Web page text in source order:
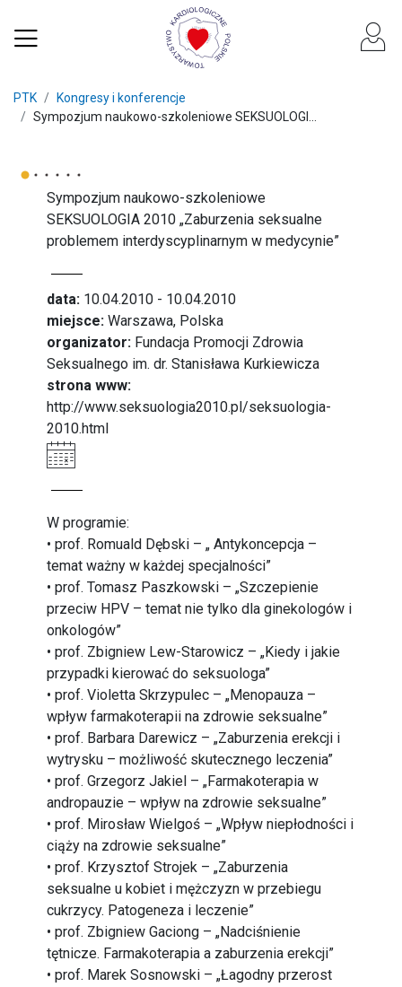
PTK
Kongresy i konferencje
Sympozjum naukowo-szkoleniowe SEKSUOLOGI...
Sympozjum naukowo-szkoleniowe
SEKSUOLOGIA 2010 „Zaburzenia seksualne
problemem interdyscyplinarnym w medycynie”
data: 10.04.2010 - 10.04.2010
miejsce: Warszawa, Polska
organizator: Fundacja Promocji Zdrowia
Seksualnego im. dr. Stanisława Kurkiewicza
strona www:
http://www.seksuologia2010.pl/seksuologia-
2010.html
W programie:
• prof. Romuald Dębski – „ Antykoncepcja –
temat ważny w każdej specjalności”
• prof. Tomasz Paszkowski – „Szczepienie
przeciw HPV – temat nie tylko dla ginekologów i
onkologów”
• prof. Zbigniew Lew-Starowicz – „Kiedy i jakie
przypadki kierować do seksuologa”
• prof. Violetta Skrzypulec – „Menopauza –
wpływ farmakoterapii na zdrowie seksualne”
• prof. Barbara Darewicz – „Zaburzenia erekcji i
wytrysku – możliwość skutecznego leczenia”
• prof. Grzegorz Jakiel – „Farmakoterapia w
andropauzie – wpływ na zdrowie seksualne”
• prof. Mirosław Wielgoś – „Wpływ niepłodności i
ciąży na zdrowie seksualne”
• prof. Krzysztof Strojek – „Zaburzenia
seksualne u kobiet i mężczyzn w przebiegu
cukrzycy. Patogeneza i leczenie”
• prof. Zbigniew Gaciong – „Nadciśnienie
tętnicze. Farmakoterapia a zaburzenia erekcji”
• prof. Marek Sosnowski – „Łagodny przerost